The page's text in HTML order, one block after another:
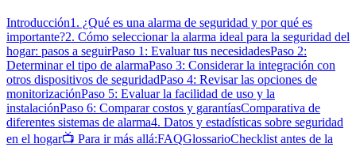
Introducción1. ¿Qué es una alarma de seguridad y por qué es
importante?2. Cómo seleccionar la alarma ideal para la seguridad del
hogar: pasos a seguirPaso 1: Evaluar tus necesidadesPaso 2:
Determinar el tipo de alarmaPaso 3: Considerar la integración con
otros dispositivos de seguridadPaso 4: Revisar las opciones de
monitorizaciónPaso 5: Evaluar la facilidad de uso y la
instalaciónPaso 6: Comparar costos y garantíasComparativa de
diferentes sistemas de alarma4. Datos y estadísticas sobre seguridad
en el hogar📺 Para ir más allá:FAQGlossarioChecklist antes de la